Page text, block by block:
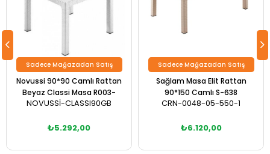
Novussi 90*90 Camlı Rattan
Beyaz Classi Masa R003-
NOVUSSİ-CLASSI90GB
₺5.292,00
Sadece Mağazadan Satış
Sağlam Masa Elit Rattan
90*150 Camlı S-638
CRN-0048-05-550-1
₺6.120,00
Sadece Mağazadan Satış